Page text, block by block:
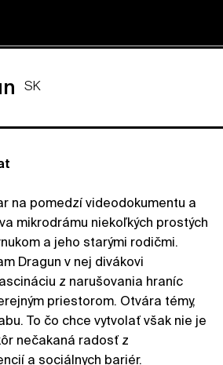
SK
na pomedzí videodokumentu a
mikrodrámu niekoľkých prostých
a jeho starými rodičmi.
Dragun v nej divákovi
z narušovania hraníc
priestorom. Otvára témy,
To čo chce vytvolať však nie je
nečakaná radosť z
a sociálnych bariér.